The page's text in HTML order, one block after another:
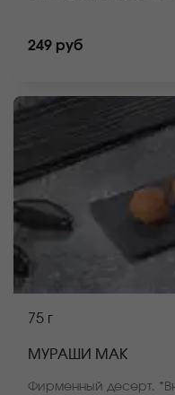
249 руб
75 г
МУРАШИ МАК
Фирменный десерт.